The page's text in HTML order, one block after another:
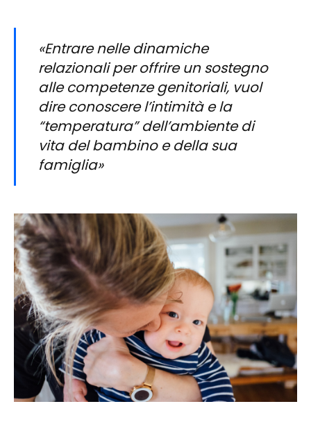
«Entrare nelle dinamiche
relazionali per offrire un sostegno
alle competenze genitoriali, vuol
dire conoscere l’intimità e la
“temperatura” dell’ambiente di
vita del bambino e della sua
famiglia»